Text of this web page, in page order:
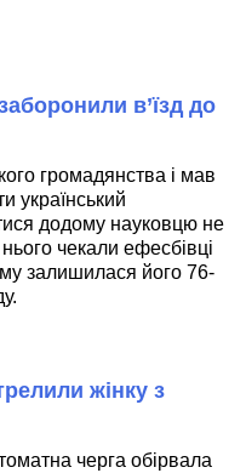
в’їзд до
громадянства і мав
український
додому науковцю не
чекали ефесбівці
залишилася його 76-
жінку з
черга обірвала